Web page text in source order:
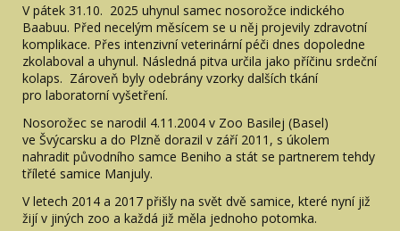
V pátek 31.10. 2025 uhynul samec nosorožce indického
Baabuu. Před necelým měsícem se u něj projevily zdravotní
komplikace. Přes intenzivní veterinární péči dnes dopoledne
zkolaboval a uhynul. Následná pitva určila jako příčinu srdeční
kolaps. Zároveň byly odebrány vzorky dalších tkání
pro laboratorní vyšetření.
Nosorožec se narodil 4.11.2004 v Zoo Basilej (Basel)
ve Švýcarsku a do Plzně dorazil v září 2011, s úkolem
nahradit původního samce Beniho a stát se partnerem tehdy
tříleté samice Manjuly.
V letech 2014 a 2017 přišly na svět dvě samice, které nyní již
žijí v jiných zoo a každá již měla jednoho potomka.